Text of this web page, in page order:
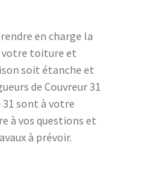
en charge la
votre toiture et
soit étanche et
de Couvreur 31
sont à votre
à vos questions et
à prévoir.